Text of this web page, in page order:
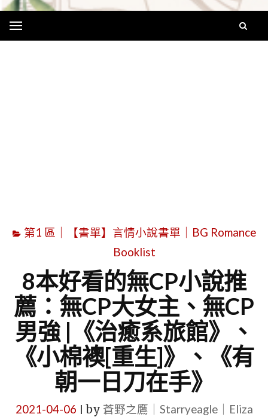
第1 區｜【書單】言情小說書單｜BG Romance
Booklist
8本好看的無CP小說推
薦：無CP大女主、無CP
男強 |《治癒系旅館》、
《小棉襖[重生]》、《有
朝一日刀在手》
2021-04-06 by 蒼野之鷹｜Starryeagle｜Eliza